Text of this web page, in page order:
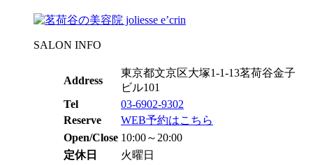
SALON INFO
Address
東京都文京区大塚1-1-13茗荷谷金子
ビル101
Tel
03-6902-9302
Reserve
WEB予約はこちら
Open/Close 10:00～20:00
定休日
火曜日